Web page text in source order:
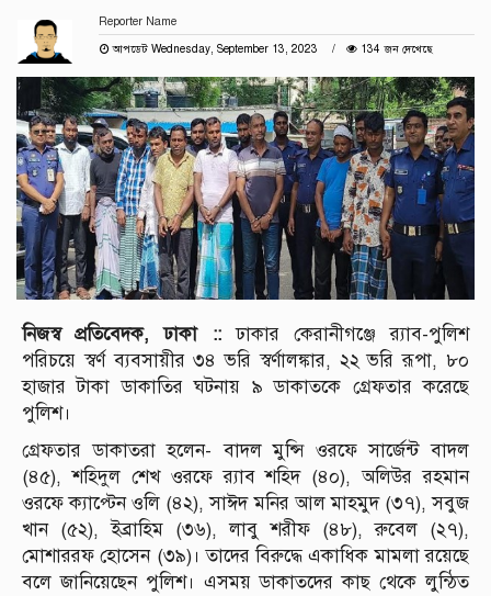
Reporter Name
আপডেট Wednesday, September 13, 2023
134 জন দেখেছে
নিজস্ব প্রতিবেদক, ঢাকা ::ঢাকার কেরানীগঞ্জে র‌্যাব-পুলিশ
পরিচয়ে স্বর্ণ ব্যবসায়ীর ৩৪ ভরি স্বর্ণালঙ্কার, ২২ ভরি রূপা, ৮০
হাজার টাকা ডাকাতির ঘটনায় ৯ ডাকাতকে গ্রেফতার করেছে
পুলিশ।
গ্রেফতার ডাকাতরা হলেন- বাদল মুন্সি ওরফে সার্জেন্ট বাদল
(৪৫), শহিদুল শেখ ওরফে র‌্যাব শহিদ (৪০), অলিউর রহমান
ওরফে ক্যাপ্টেন ওলি (৪২), সাঈদ মনির আল মাহমুদ (৩৭), সবুজ
খান (৫২), ইব্রাহিম (৩৬), লাবু শরীফ (৪৮), রুবেল (২৭),
মোশাররফ হোসেন (৩৯)। তাদের বিরুদ্ধে একাধিক মামলা রয়েছে
বলে জানিয়েছেন পুলিশ। এসময় ডাকাতদের কাছ থেকে লুন্ঠিত